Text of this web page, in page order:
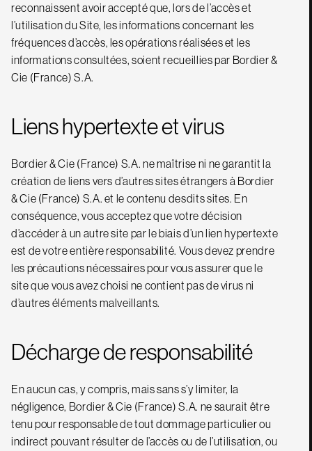
reconnaissent avoir accepté que, lors de l’accès et
l’utilisation du Site, les informations concernant les
fréquences d’accès, les opérations réalisées et les
informations consultées, soient recueillies par Bordier &
Cie (France) S.A.
Liens hypertexte et virus
Bordier & Cie (France) S.A. ne maîtrise ni ne garantit la
création de liens vers d’autres sites étrangers à Bordier
& Cie (France) S.A. et le contenu desdits sites. En
conséquence, vous acceptez que votre décision
d’accéder à un autre site par le biais d’un lien hypertexte
est de votre entière responsabilité. Vous devez prendre
les précautions nécessaires pour vous assurer que le
site que vous avez choisi ne contient pas de virus ni
d’autres éléments malveillants.
Décharge de responsabilité
En aucun cas, y compris, mais sans s’y limiter, la
négligence, Bordier & Cie (France) S.A. ne saurait être
tenu pour responsable de tout dommage particulier ou
indirect pouvant résulter de l’accès ou de l’utilisation, ou